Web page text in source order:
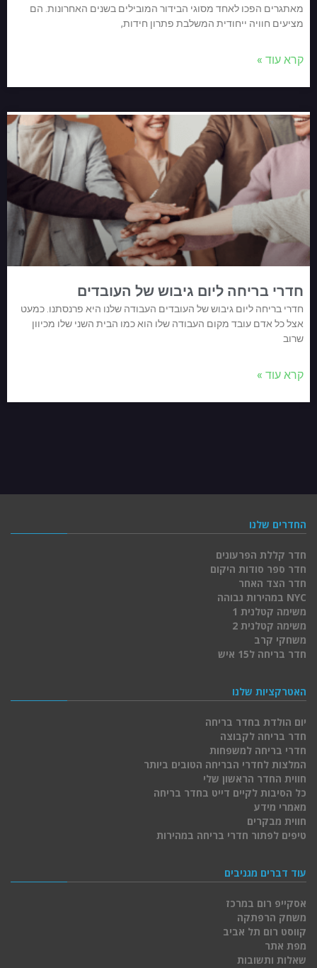
מאתגרים הפכו לאחד מסוגי הבידור המובילים בשנים האחרונות. הם
מציעים חוויה ייחודית המשלבת פתרון חידות,
קרא עוד »
חדרי בריחה ליום גיבוש של העובדים
חדרי בריחה ליום גיבוש של העובדים העבודה שלנו היא פרנסתנו. כמעט
אצל כל אדם עובד מקום העבודה שלו הוא כמו הבית השני שלו מכיוון
שרוב
קרא עוד »
החדרים שלנו
חדר קללת הפרעונים
חדר ספר סודות היקום
חדר הצד האחר
NYC במהירות גבוהה
משימה קטלנית 1
משימה קטלנית 2
משחקי קרב
חדר בריחה ל15 איש
האטרקציות שלנו
יום הולדת בחדר בריחה
חדר בריחה לקבוצה
חדרי בריחה למשפחות
המלצות לחדרי הבריחה הטובים ביותר
חווית החדר הראשון שלי
כל הסיבות לקיים דייט בחדר בריחה
מאמרי מידע
חווית מבקרים
טיפים לפתור חדרי בריחה במהירות
עוד דברים מגניבים
אסקייפ רום במרכז
משחק הרפתקה
קווסט רום תל אביב
מפת אתר
שאלות ותשובות